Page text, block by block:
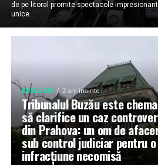
de pe litoral promite spectacole
unice...
EXCLUSIV 2 ani inainte
Tribunalul Buzău este
să clarifice un caz
din Prahova: un om de
sub control judiciar pentru o
infracțiune necomisă